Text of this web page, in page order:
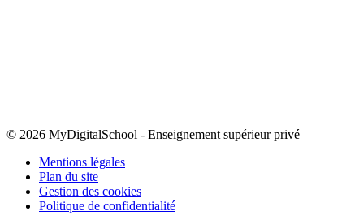
© 2026 MyDigitalSchool - Enseignement supérieur privé
Mentions légales
Plan du site
Gestion des cookies
Politique de confidentialité